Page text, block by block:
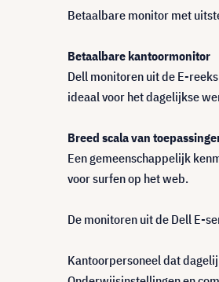
Betaalbare monitor met
Betaalbare kantoormonitor
Dell monitoren uit de E-
ideaal voor het dagelijkse
Breed scala van
Een gemeenschappelijk
voor surfen op het web.
De monitoren uit de Dell E-
Kantoorpersoneel dat